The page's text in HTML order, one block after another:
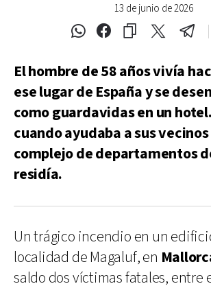
13 de junio de 2026
El hombre de 58 años vivía
ese lugar de España y se
como guardavidas en un
cuando ayudaba a sus
complejo de departamentos
residía.
Un trágico incendio en un
localidad de Magaluf, en
saldo dos víctimas fatales, entre